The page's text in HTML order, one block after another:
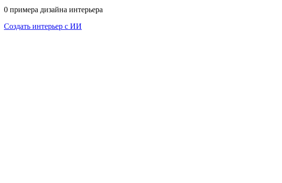
0 примера дизайна интерьера
Создать интерьер с ИИ